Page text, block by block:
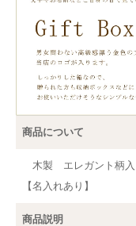
商品について
木製 エレガント柄入
【名入れあり】
商品説明